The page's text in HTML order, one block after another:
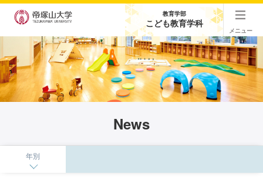
教育学部
こども教育学科
メニュー
News
年別